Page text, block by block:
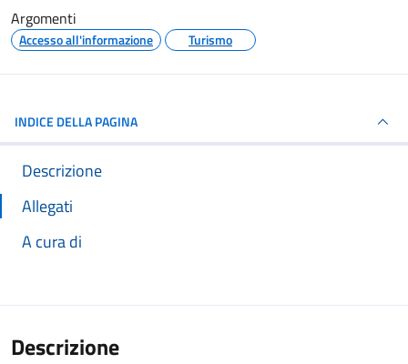
Argomenti
Accesso all'informazione Turismo
INDICE DELLA PAGINA
Descrizione
Allegati
A cura di
Descrizione